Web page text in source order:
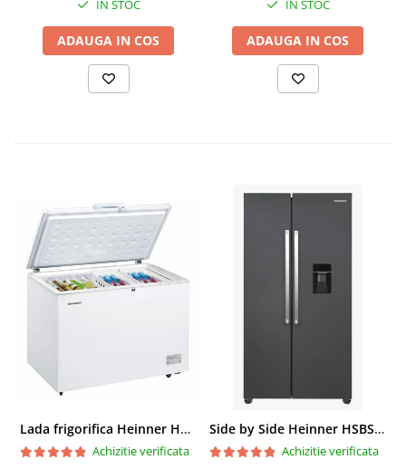
IN STOC
ADAUGA IN COS
IN STOC
ADAUGA IN COS
Lada frigorifica Heinner HCF-287CNHE++, 287 l, Clasa E, Compresor inverter, Iluminare LED, Functionalitate frigider, Alb
Achizitie verificata
Side by Side Heinner HSBS-HM439NFINVDGWDE++, Total No Frost, Compresor Inverter, Dozator Apa, Display Touch LED, 439 L, Clasa E, Gri Antracit Texturat
Achizitie verificata